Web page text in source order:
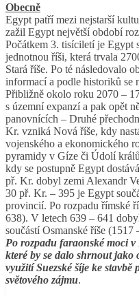
Obecně
Egypt patří mezi nejstarší
zažil Egypt největší období
Počátkem 3. tisíciletí je Egypt
jednotnou říši, která trvala
Stará říše. Po té následovalo
informací a podle historiků se
Přibližně okolo roku 2070 –
s územní expanzí a pak opět
panovnících – Druhé
Kr. vzniká Nová říše, kdy
vojenského a ekonomického
pyramidy v Gíze či Údolí
kdy se postupně Egypt
př. Kr. dobyl zemi Alexandr
30 př. Kr. – 395 je Egypt
provincií. Po rozpadu římské
638). V letech 639 – 641
součástí Osmanské říše (1517
Po rozpadu faraonské moci
které by se dalo shrnout jako
využití Suezské šíje ke
světového zájmu.